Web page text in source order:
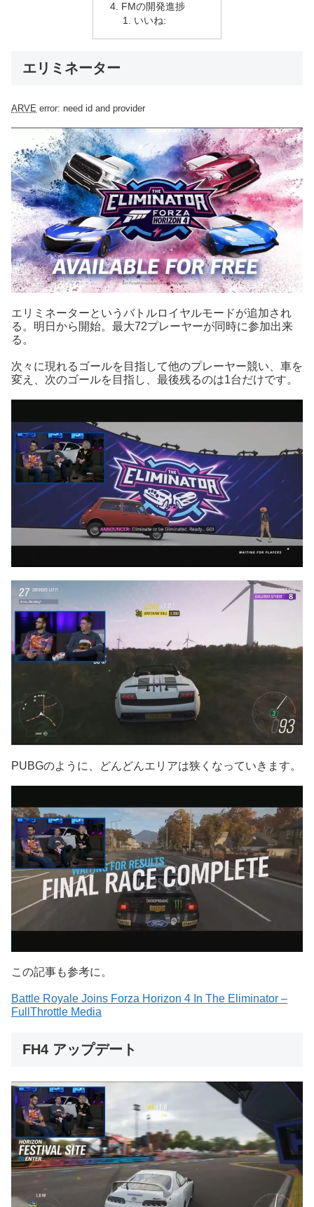
FMの開発進捗
いいね:
エリミネーター
ARVE error: need id and provider
エリミネーターというバトルロイヤルモードが追加され
る。明日から開始。最大72プレーヤーが同時に参加出来
る。
次々に現れるゴールを目指して他のプレーヤー競い、車を
変え、次のゴールを目指し、最後残るのは1台だけです。
PUBGのように、どんどんエリアは狭くなっていきます。
この記事も参考に。
Battle Royale Joins Forza Horizon 4 In The Eliminator –
FullThrottle Media
FH4 アップデート